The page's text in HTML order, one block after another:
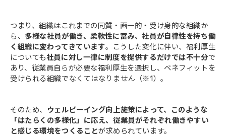
つまり、組織はこれまでの同質・画一的・受け身的な組織か
ら、 多様な社員が働き、柔軟性に富み、社員が自律性を持ち働
く組織に変わってきています。こうした変化に伴い、福利厚生
についても社員に対し一律に制度を提供するだけでは不十分で
あり、従業員自らが必要な福利厚生を選択し、ベネフィットを
受けられる組織でなくてはなりません（※1）。
そのため、
ウェルビーイング向上施策によって、このような
「はたらくの多様化」に応え、従業員がそれぞれ働きやすい
と感じる環境をつくることが求められています。